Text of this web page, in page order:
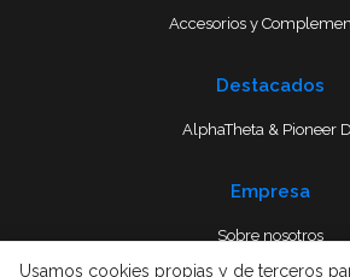
Accesorios y
Destacados
AlphaTheta & Pioneer
Empresa
Sobre nosotros
Usamos cookies propias y de terceros